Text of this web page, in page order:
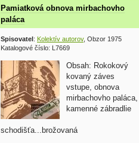
Pamiatková obnova mirbachovho
paláca
Spisovatel: Kolektív autorov, Obzor 1975
Katalogové číslo: L7669
Obsah: Rokokový
kovaný záves
vstupe, obnova
mirbachovho paláca,
kamenné zábradlie
schodišťa...brožovaná